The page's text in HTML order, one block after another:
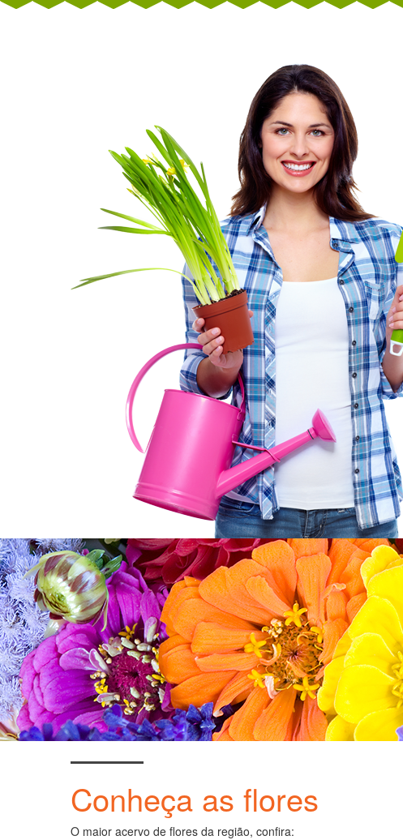
Conheça as flores
O maior acervo de flores da região, confira: